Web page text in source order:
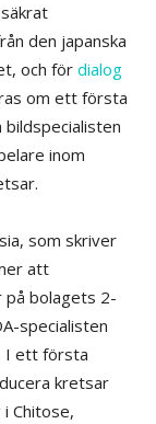
den japanska
och för dialog
om ett första
bildspecialisten
inom
som skriver
att
på bolagets 2-
specialisten
I ett första
kretsar
Chitose,